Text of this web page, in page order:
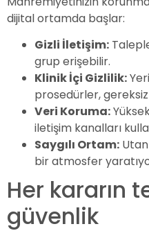
dijital ortamda başlar:
Gizli İletişim:
grup erişebilir.
Klinik İçi Gizlilik:
prosedürler,
Veri Koruma:
iletişim kanalları
Saygılı Ortam:
bir atmosfer
Her kararın
güvenlik